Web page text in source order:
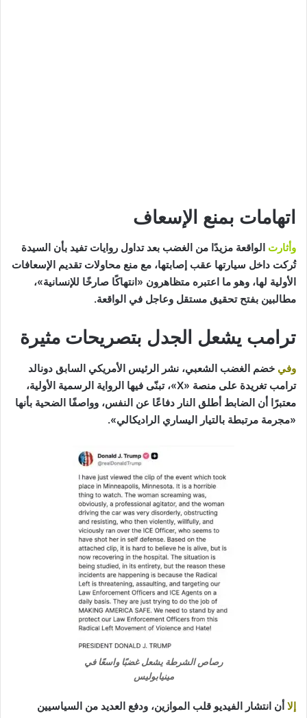
اتهامات بمنع الإسعاف
وأثارت الواقعة مزيدًا من الغضب بعد تداول روايات تفيد بأن السيدة
تُركت داخل سيارتها عقب إصابتها، مع منع محاولات تقديم الإسعافات
الأولية لها، وهو ما اعتبره متظاهرون «انتهاكًا صارخًا للإنسانية»،
مطالبين بفتح تحقيق مستقل وعاجل في الواقعة.
ترامب يشعل الجدل بتصريحات مثيرة
وفي خضم الغضب الشعبي، نشر الرئيس الأمريكي السابق دونالد
ترامب تغريدة على منصة «X»، تبنّى فيها الرواية الرسمية الأولية،
معتبرًا أن الضابط أطلق النار دفاعًا عن النفس، وواصفًا الضحية بأنها
«مجرمة مرتبطة بالتيار اليساري الراديكالي».
رصاص الشرطة يشعل غضبًا واسعًا في
مينيابوليس
إلا أن انتشار الفيديو قلب الموازين، ودفع العديد من السياسيين